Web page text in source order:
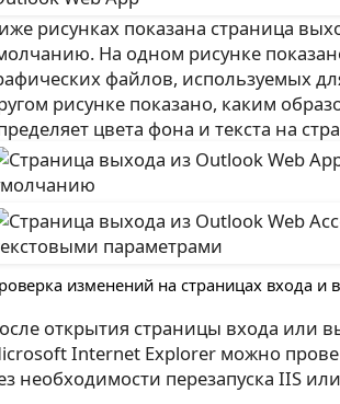
рисунках показана страница
На одном рисунке
файлов, используемых
рисунке показано, каким
цвета фона и текста на
изменений на страницах входа и
открытия страницы входа или
Internet Explorer можно
необходимости перезапуска IIS